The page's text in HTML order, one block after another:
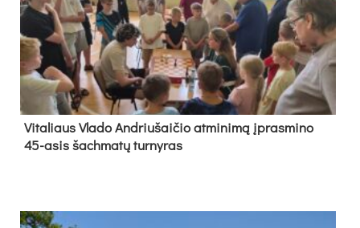
Vi­ta­liaus Vla­do And­riu­šai­čio at­mi­ni­mą įpras­mi­no
45-asis šach­ma­tų tur­ny­ras